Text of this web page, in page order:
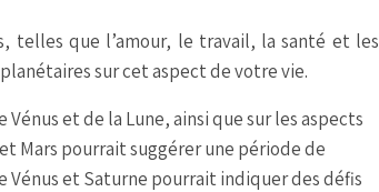
telles que l’amour, le travail, la santé et les
sur cet aspect de votre vie.
et de la Lune, ainsi que sur les aspects
Mars pourrait suggérer une période de
et Saturne pourrait indiquer des défis